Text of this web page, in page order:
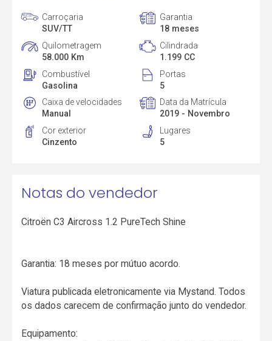
Carroçaria
SUV/TT
Garantia
18 meses
Quilometragem
58.000 Km
Cilindrada
1.199 CC
Combustível
Gasolina
Portas
5
Caixa de velocidades
Manual
Data da Matrícula
2019 - Novembro
Cor exterior
Cinzento
Lugares
5
Notas do vendedor
Citroën C3 Aircross 1.2 PureTech Shine
Garantia: 18 meses por mútuo acordo.
Viatura publicada eletronicamente via Mystand. Todos
os dados carecem de confirmação junto do vendedor.
Equipamento: